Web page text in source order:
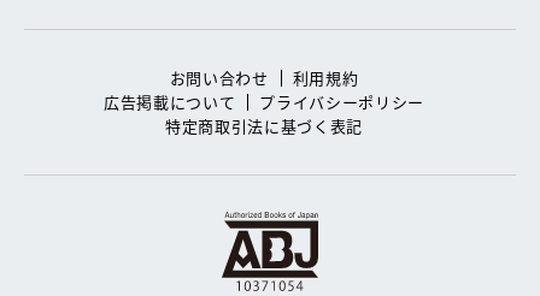
お問い合わせ
利用規約
広告掲載について
プライバシーポリシー
特定商取引法に基づく表記